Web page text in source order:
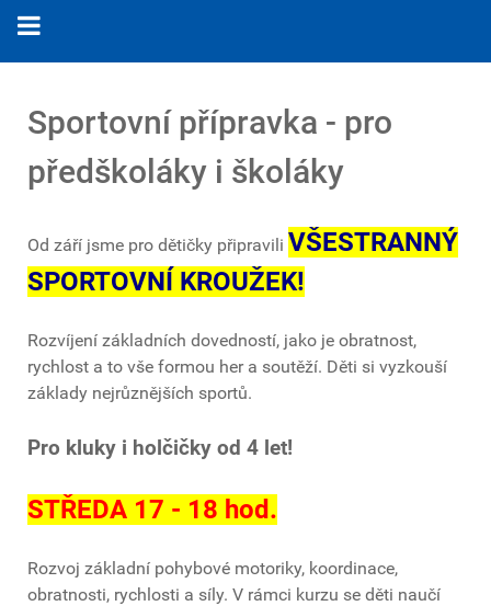
Sportovní přípravka - pro
předškoláky i školáky
Od září jsme pro dětičky připravili VŠESTRANNÝ
SPORTOVNÍ KROUŽEK!
Rozvíjení základních dovedností, jako je obratnost,
rychlost a to vše formou her a soutěží. Děti si vyzkouší
základy nejrůznějších sportů.
Pro kluky i holčičky od 4 let!
STŘEDA 17 - 18 hod.
Rozvoj základní pohybové motoriky, koordinace,
obratnosti, rychlosti a síly. V rámci kurzu se děti naučí